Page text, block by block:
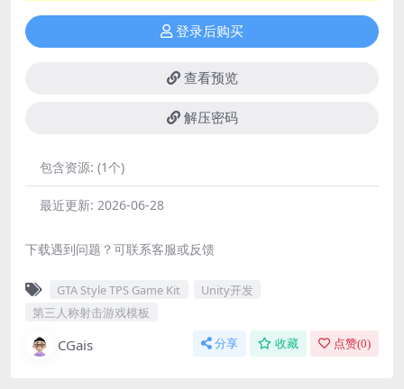
登录后购买
查看预览
解压密码
包含资源: (1个)
最近更新: 2026-06-28
下载遇到问题？可联系客服或反馈
GTA Style TPS Game Kit
Unity开发
第三人称射击游戏模板
CGais 分享 收藏 点赞(0)